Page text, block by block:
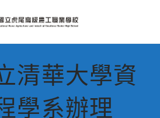
清華大學資
學系辦理